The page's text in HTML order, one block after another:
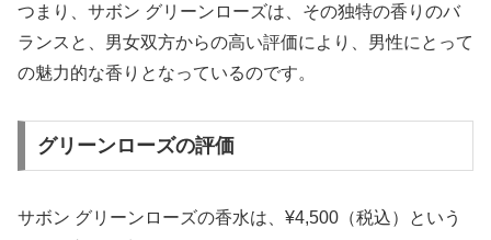
つまり、サボン グリーンローズは、その独特の香りのバ
ランスと、男女双方からの高い評価により、男性にとって
の魅力的な香りとなっているのです。
グリーンローズの評価
サボン グリーンローズの香水は、¥4,500（税込）という